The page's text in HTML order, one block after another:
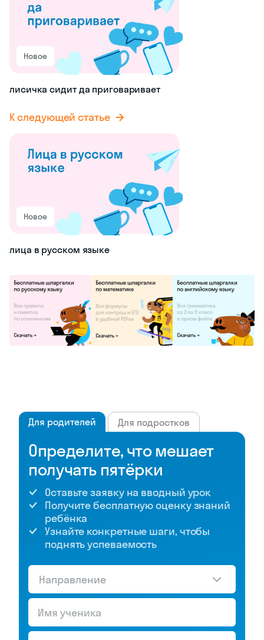
Новое
лисичка сидит да приговаривает
К следующей статье
Новое
лица в русском языке
Для родителей Для подростков
Определите, что мешает
получать пятёрки
Оставьте заявку на вводный урок
Получите бесплатную оценку знаний
ребёнка
Узнайте конкретные шаги, чтобы
поднять успеваемость
Направление